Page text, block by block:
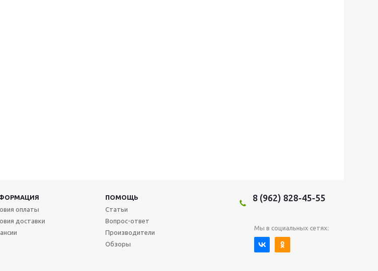
ПОМОЩЬ
оплаты
доставки
Статьи
Вопрос-ответ
Производители
Обзоры
8 (962) 828-45-55
Мы в социальных сетях: